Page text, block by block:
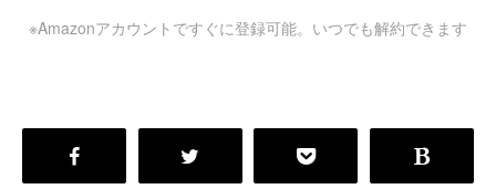
※Amazonアカウントですぐに登録可能。いつでも解約できます